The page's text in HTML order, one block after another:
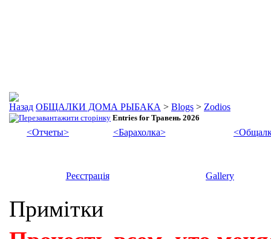
ОБЩАЛКИ ДОМА РЫБАКА > Blogs > Zodios
Entries for Травень 2026
<Отчеты> <Барахолка>
Реєстрація Gallery
Примітки